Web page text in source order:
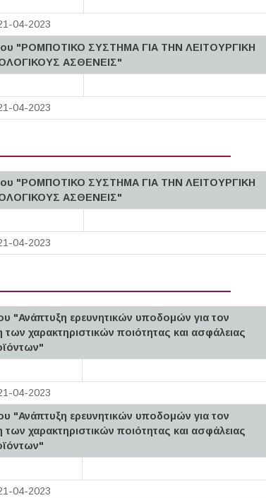
04-2023
"PΟΜΠΟΤΙΚΟ ΣΥΣΤΗΜΑ ΓΙΑ ΤΗΝ ΛΕΙΤΟΥΡΓΙΚΗ
ΑΣΘΕΝΕΙΣ"
04-2023
"PΟΜΠΟΤΙΚΟ ΣΥΣΤΗΜΑ ΓΙΑ ΤΗΝ ΛΕΙΤΟΥΡΓΙΚΗ
ΑΣΘΕΝΕΙΣ"
04-2023
"Ανάπτυξη ερευνητικών υποδομών για τον
χαρακτηριστικών ποιότητας και ασφάλειας
04-2023
"Ανάπτυξη ερευνητικών υποδομών για τον
χαρακτηριστικών ποιότητας και ασφάλειας
04-2023